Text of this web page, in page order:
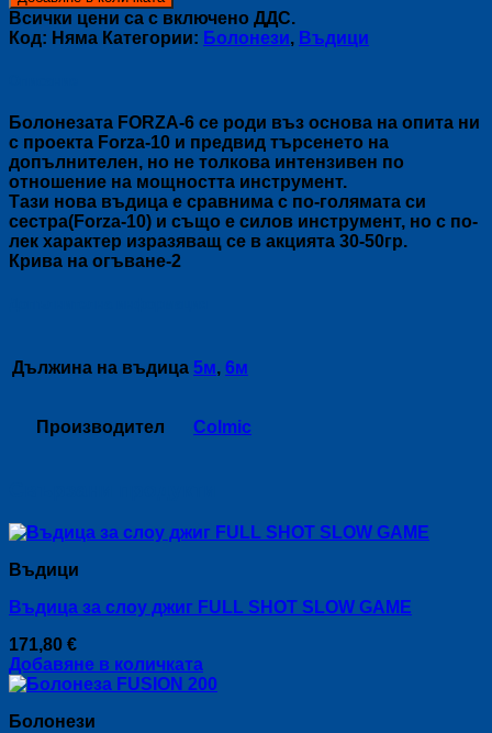
Болонеза
FORZA
6
Всички цени са с включено ДДС.
Код: Няма Категории: Болонези, Въдици
Болонезата FORZA-6 се роди въз основа на опита ни
с проекта Forza-10 и предвид търсенето на
допълнителен, но не толкова интензивен по
отношение на мощността инструмент.
Тази нова въдица е сравнима с по-голямата си
сестра(Forza-10) и също е силов инструмент, но с по-
лек характер изразяващ се в акцията 30-50гр.
Крива на огъване-2
Дължина на въдица 5м, 6м
Производител Colmic
Въдици
Въдица за слоу джиг FULL SHOT SLOW GAME
171,80 €
Добавяне в количката
Болонези